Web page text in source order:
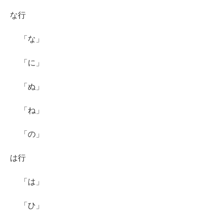
な行
「な」
「に」
「ぬ」
「ね」
「の」
は行
「は」
「ひ」